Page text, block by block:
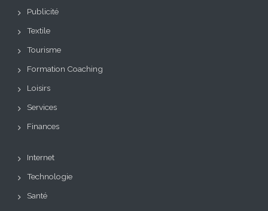
Publicité
Textile
Tourisme
Formation Coaching
Loisirs
Services
Finances
Internet
Technologie
Santé